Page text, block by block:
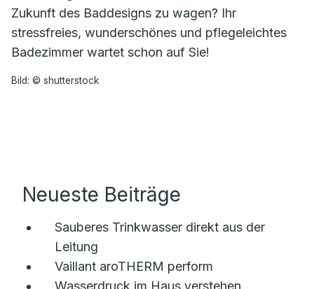
Zukunft des Baddesigns zu wagen? Ihr
stressfreies, wunderschönes und pflegeleichtes
Badezimmer wartet schon auf Sie!
Bild: © shutterstock
Neueste Beiträge
Sauberes Trinkwasser direkt aus der
Leitung
Vaillant aroTHERM perform
Wasserdruck im Haus verstehen